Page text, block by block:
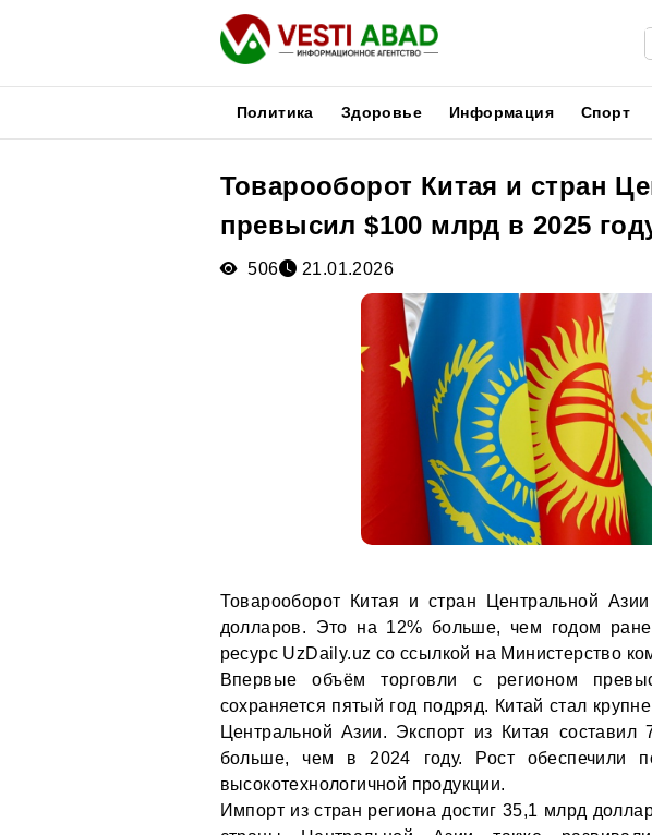
Политика Здоровье Информация Спорт
Товарооборот Китая и стран
превысил $100 млрд в 2025
506 21.01.2026
Товарооборот Китая и стран Центральной
долларов. Это на 12% больше, чем годом
ресурс UzDaily.uz со ссылкой на Министерство
Впервые объём торговли с регионом
сохраняется пятый год подряд. Китай стал
Центральной Азии. Экспорт из Китая
больше, чем в 2024 году. Рост обеспечили
высокотехнологичной продукции.
Импорт из стран региона достиг 35,1 млрд